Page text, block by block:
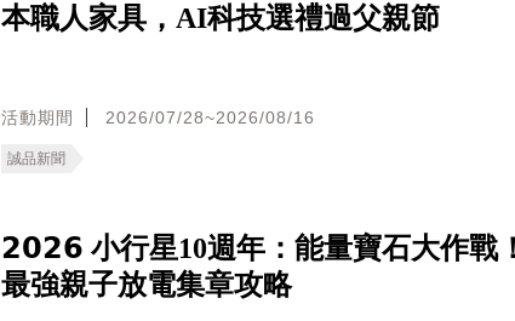
本職人家具，AI科技選禮過父親節
活動期間 2026/07/28~2026/08/16
誠品新聞
𝟮𝟬𝟮𝟲 小行星10週年：能量寶石大作戰
最強親子放電集章攻略